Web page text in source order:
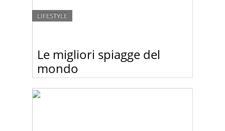
Le migliori spiagge del
mondo
LIFESTYLE
Channel ha pubblicato la classifica delle spiagge
migliori del mondo. Guardate un po.